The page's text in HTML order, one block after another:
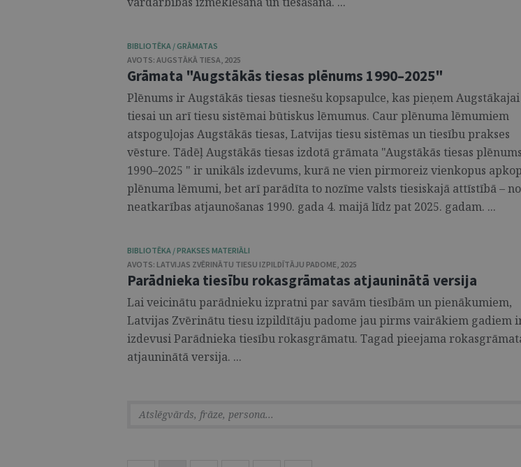
BIBLIOTĒKA / GRĀMATAS
AVOTS: AUGSTĀKĀ TIESA, 2025
Grāmata "Augstākās tiesas plēnums 1990–2025"
Plēnums ir Augstākās tiesas tiesnešu kopsapulce, kas pieņem Augstākajai
tiesai un arī tiesu sistēmai būtiskus lēmumus. Caur plēnuma lēmumiem
atspoguļojas Augstākās tiesas, Latvijas tiesu sistēmas un tiesību prakses
vēsture. Tādēļ Augstākās tiesas izdotā grāmata "Augstākās tiesas plēnums
1990–2025 " ir unikāls izdevums, kurā ne vien pirmoreiz vienkopus
plēnuma lēmumi, bet arī parādīta to nozīme valsts tiesiskajā attīstībā – no
neatkarības atjaunošanas 1990. gada 4. maijā līdz pat 2025. gadam. ...
BIBLIOTĒKA / PRAKSES MATERIĀLI
AVOTS: LATVIJAS ZVĒRINĀTU TIESU IZPILDĪTĀJU PADOME, 2025
Parādnieka tiesību rokasgrāmatas atjauninātā versija
Lai veicinātu parādnieku izpratni par savām tiesībām un pienākumiem,
Latvijas Zvērinātu tiesu izpildītāju padome jau pirms vairākiem gadiem
izdevusi Parādnieka tiesību rokasgrāmatu. Tagad pieejama
atjauninātā versija. ...